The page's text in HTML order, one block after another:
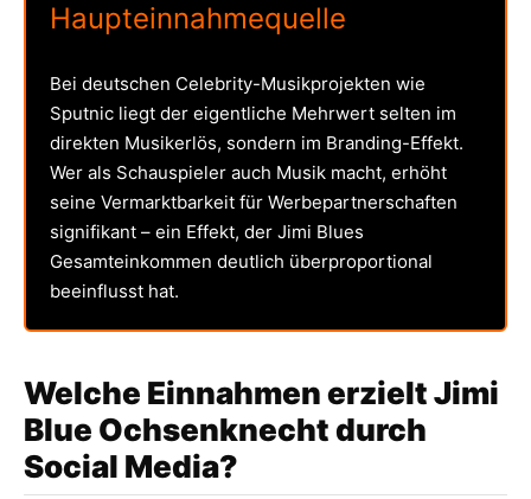
Haupteinnahmequelle
Bei deutschen Celebrity-Musikprojekten wie
Sputnic liegt der eigentliche Mehrwert selten im
direkten Musikerlös, sondern im Branding-Effekt.
Wer als Schauspieler auch Musik macht, erhöht
seine Vermarktbarkeit für Werbepartnerschaften
signifikant – ein Effekt, der Jimi Blues
Gesamteinkommen deutlich überproportional
beeinflusst hat.
Welche Einnahmen erzielt Jimi
Blue Ochsenknecht durch
Social Media?